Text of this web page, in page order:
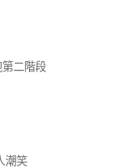
二階段
潮笑